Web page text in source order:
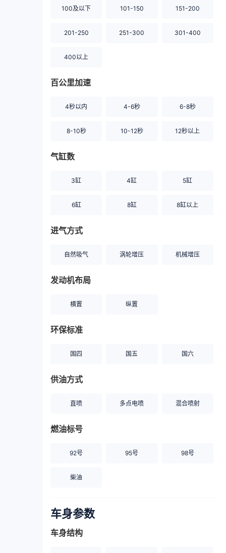
100及以下 101-150 151-200
201-250 251-300 301-400
400以上
百公里加速
4秒以内 4-6秒 6-8秒
8-10秒 10-12秒 12秒以上
气缸数
3缸 4缸 5缸
6缸 8缸 8缸以上
进气方式
自然吸气 涡轮增压 机械增压
发动机布局
横置 纵置
环保标准
国四 国五 国六
供油方式
直喷 多点电喷 混合喷射
燃油标号
92号 95号 98号
柴油
车身参数
车身结构